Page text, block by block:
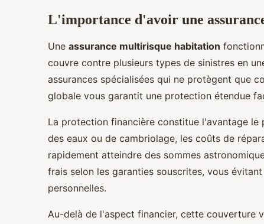
L'importance d'avoir une
Une assurance multirisque habitation
couvre contre plusieurs types de sinistres en
assurances spécialisées qui ne protègent que
globale vous garantit une protection étendue
La protection financière constitue l'avantage le
des eaux ou de cambriolage, les coûts de
rapidement atteindre des sommes
frais selon les garanties souscrites, vous
personnelles.
Au-delà de l'aspect financier, cette couverture